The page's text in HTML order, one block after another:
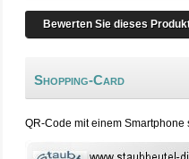
Bewerten Sie dieses
Shopping-Card
QR-Code mit einem Smartphone